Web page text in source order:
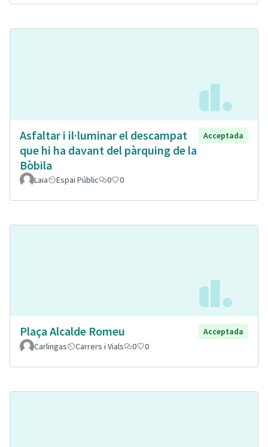
Asfaltar i il·luminar el descampat
que hi ha davant del pàrquing de la
Bòbila
Acceptada
Laia Espai Públic 0 0
Plaça Alcalde Romeu
Acceptada
Carlingas
Carrers i Vials 0 0